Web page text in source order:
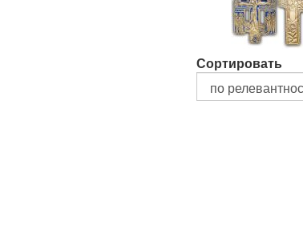
Сортировать